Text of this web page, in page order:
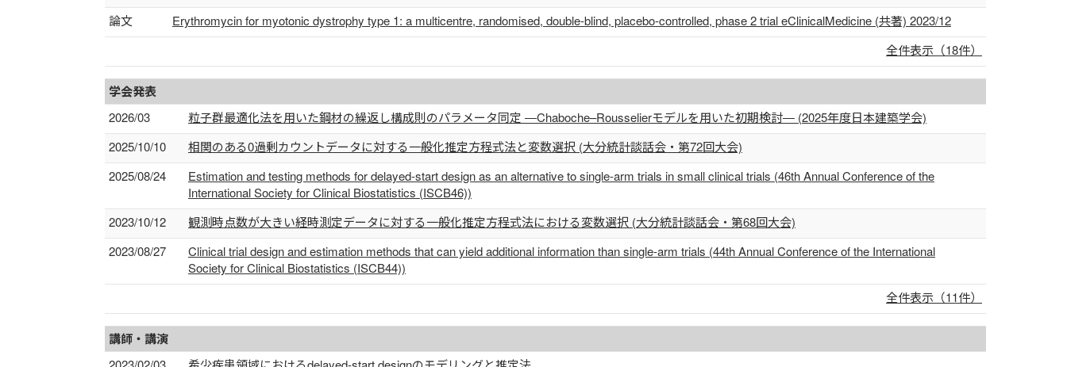
論文
Erythromycin for myotonic dystrophy type 1: a multicentre, randomised, double-blind, placebo-controlled, phase 2 trial eClinicalMedicine (共著) 2023/12
全件表示（18件）
学会発表
2026/03
粒子群最適化法を用いた鋼材の繰返し構成則のパラメータ同定 ―Chaboche–Rousselierモデルを用いた初期検討― (2025年度日本建築学会)
2025/10/10
相関のある0過剰カウントデータに対する一般化推定方程式法と変数選択 (大分統計談話会・第72回大会)
2025/08/24
Estimation and testing methods for delayed-start design as an alternative to single-arm trials in small clinical trials (46th Annual Conference of the
International Society for Clinical Biostatistics (ISCB46))
2023/10/12
観測時点数が大きい経時測定データに対する一般化推定方程式法における変数選択 (大分統計談話会・第68回大会)
2023/08/27
Clinical trial design and estimation methods that can yield additional information than single-arm trials (44th Annual Conference of the International
Society for Clinical Biostatistics (ISCB44))
全件表示（11件）
講師・講演